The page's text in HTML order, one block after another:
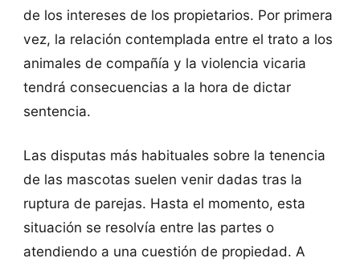
de los intereses de los propietarios. Por primera
vez, la relación contemplada entre el trato a los
animales de compañía y la violencia vicaria
tendrá consecuencias a la hora de dictar
sentencia.
Las disputas más habituales sobre la tenencia
de las mascotas suelen venir dadas tras la
ruptura de parejas. Hasta el momento, esta
situación se resolvía entre las partes o
atendiendo a una cuestión de propiedad. A